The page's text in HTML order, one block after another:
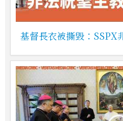
基督長衣被撕毀：SSPX